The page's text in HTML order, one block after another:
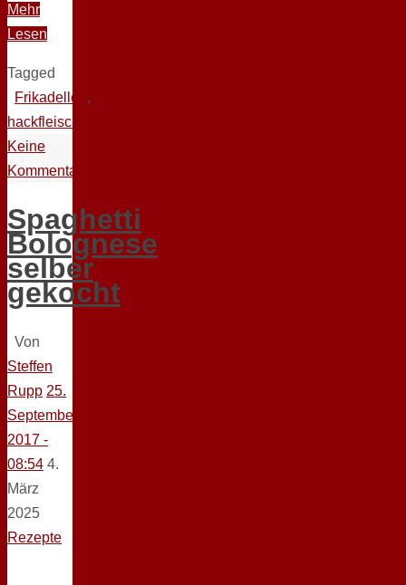
Mehr
Lesen
Tagged
Frikadellen ,
hackfleisch
Keine
Kommentare
Spaghetti
Bolognese
selber
gekocht
Von
Steffen
Rupp 25.
September
2017 -
08:54 4.
März
2025
Rezepte